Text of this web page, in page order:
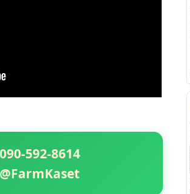
592-8614